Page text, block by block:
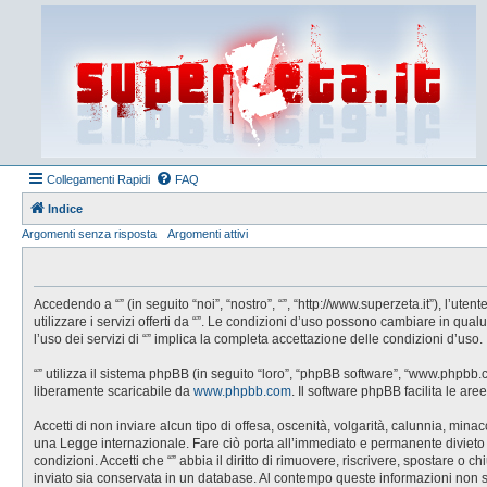
Collegamenti Rapidi FAQ
Indice
Argomenti senza risposta
Argomenti attivi
Accedendo a “” (in seguito “noi”, “nostro”, “”, “http://www.superzeta.it”),
utilizzare i servizi offerti da “”. Le condizioni d’uso possono cambiare in
l’uso dei servizi di “” implica la completa accettazione delle condizioni d’uso.
“” utilizza il sistema phpBB (in seguito “loro”, “phpBB software”,
liberamente scaricabile da www.phpbb.com. Il software phpBB facilita le
Accetti di non inviare alcun tipo di offesa, oscenità, volgarità, calunnia,
una Legge internazionale. Fare ciò porta all’immediato e permanente
condizioni. Accetti che “” abbia il diritto di rimuovere, riscrivere, spostare o
inviato sia conservata in un database. Al contempo queste informazioni